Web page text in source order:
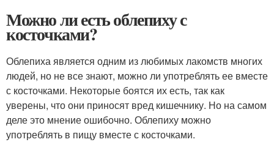
Можно ли есть облепиху с
косточками?
Облепиха является одним из любимых лакомств многих
людей, но не все знают, можно ли употреблять ее вместе
с косточками. Некоторые боятся их есть, так как
уверены, что они приносят вред кишечнику. Но на самом
деле это мнение ошибочно. Облепиху можно
употреблять в пищу вместе с косточками.